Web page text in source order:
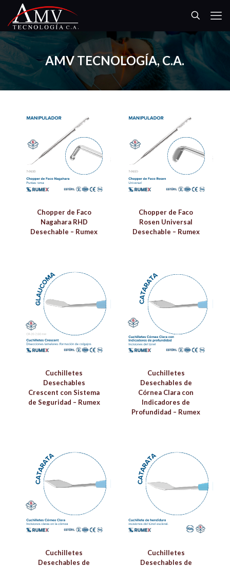
AMV TECNOLOGÍA, C.A.
Chopper de Faco
Nagahara RHD
Desechable – Rumex
Chopper de Faco
Rosen Universal
Desechable – Rumex
Cuchilletes
Desechables
Crescent con Sistema
de Seguridad – Rumex
Cuchilletes
Desechables de
Córnea Clara con
Indicadores de
Profundidad – Rumex
Cuchilletes
Desechables de
Cuchilletes
Desechables de